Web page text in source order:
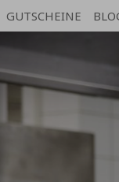
GUTSCHEINE